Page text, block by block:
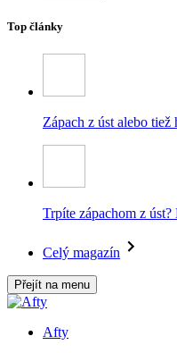
Top články
Zápach z úst alebo tiež
Trpíte zápachom z
Celý magazín
Přejít na menu
Afty